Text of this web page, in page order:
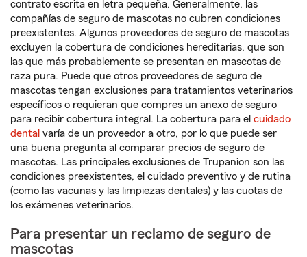
contrato escrita en letra pequeña. Generalmente, las
compañías de seguro de mascotas no cubren condiciones
preexistentes. Algunos proveedores de seguro de mascotas
excluyen la cobertura de condiciones hereditarias, que son
las que más probablemente se presentan en mascotas de
raza pura. Puede que otros proveedores de seguro de
mascotas tengan exclusiones para tratamientos veterinarios
específicos o requieran que compres un anexo de seguro
para recibir cobertura integral. La cobertura para el cuidado
dental varía de un proveedor a otro, por lo que puede ser
una buena pregunta al comparar precios de seguro de
mascotas. Las principales exclusiones de Trupanion son las
condiciones preexistentes, el cuidado preventivo y de rutina
(como las vacunas y las limpiezas dentales) y las cuotas de
los exámenes veterinarios.
Para presentar un reclamo de seguro de
mascotas